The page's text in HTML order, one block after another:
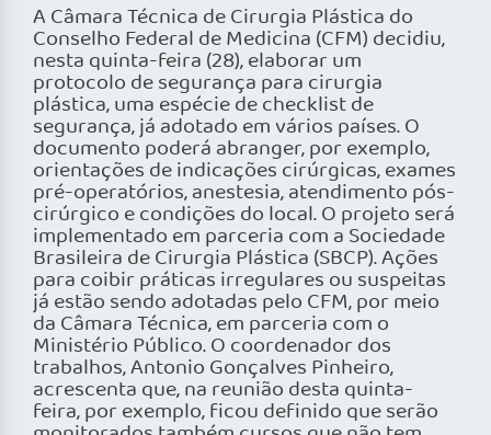
A Câmara Técnica de Cirurgia Plástica do
Conselho Federal de Medicina (CFM) decidiu,
nesta quinta-feira (28), elaborar um
protocolo de segurança para cirurgia
plástica, uma espécie de checklist de
segurança, já adotado em vários países. O
documento poderá abranger, por exemplo,
orientações de indicações cirúrgicas, exames
pré-operatórios, anestesia, atendimento pós-
cirúrgico e condições do local. O projeto será
implementado em parceria com a Sociedade
Brasileira de Cirurgia Plástica (SBCP). Ações
para coibir práticas irregulares ou suspeitas
já estão sendo adotadas pelo CFM, por meio
da Câmara Técnica, em parceria com o
Ministério Público. O coordenador dos
trabalhos, Antonio Gonçalves Pinheiro,
acrescenta que, na reunião desta quinta-
feira, por exemplo, ficou definido que serão